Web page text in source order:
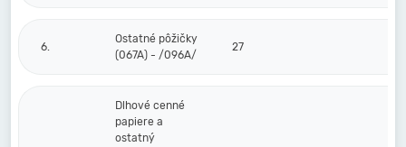
6.
Ostatné pôžičky
(067A) - /096A/
27
Dlhové cenné
papiere a
ostatný